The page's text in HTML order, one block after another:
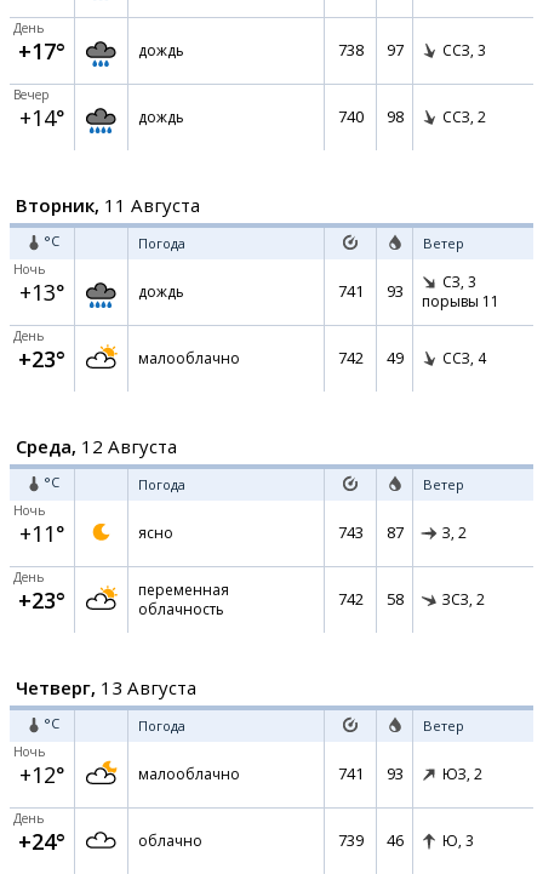
День
+17° дождь 738 97 ССЗ, 3
Вечер
+14° дождь 740 98 ССЗ, 2
Вторник, 11 Августа
°C Погода Ветер
Ночь
+13° дождь 741 93 СЗ, 3
порывы 11
День
+23° малооблачно 742 49 ССЗ, 4
Среда, 12 Августа
°C Погода Ветер
Ночь
+11° ясно 743 87 З, 2
День
+23°
переменная
облачность
742 58 ЗСЗ, 2
Четверг, 13 Августа
°C Погода Ветер
Ночь
+12° малооблачно 741 93 ЮЗ, 2
День
+24° облачно 739 46 Ю, 3